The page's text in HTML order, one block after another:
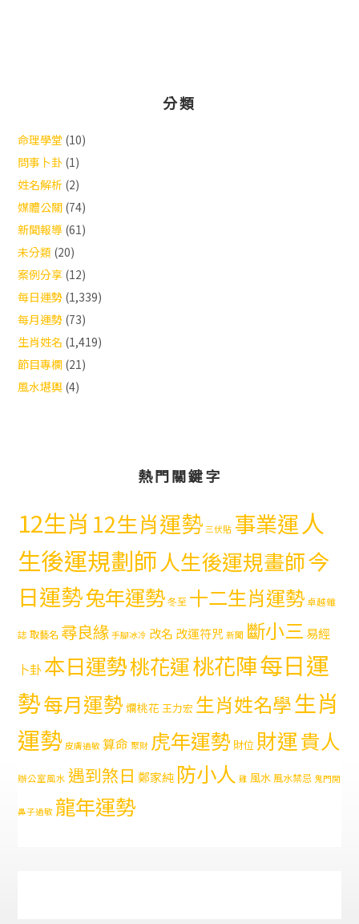
分類
命理學堂 (10)
問事卜卦 (1)
姓名解析 (2)
媒體公關 (74)
新聞報導 (61)
未分類 (20)
案例分享 (12)
每日運勢 (1,339)
每月運勢 (73)
生肖姓名 (1,419)
節目專欄 (21)
風水堪輿 (4)
熱門關鍵字
12生肖 12生肖運勢 三伏貼 事業運人
生後運規劃師人生後運規畫師今
日運勢兔年運勢冬至 十二生肖運勢 卓越雜
誌 取藝名 尋良緣 手腳冰冷 改名 改運符咒 新聞 斷小三易經
卜卦本日運勢桃花運桃花陣每日運
勢每月運勢 爛桃花 王力宏 生肖姓名學生肖
運勢 皮膚過敏 算命 聚財 虎年運勢 財位 財運貴人
辦公室風水 遇到煞日 鄭家純 防小人 雞 風水風水禁忌 鬼門開
鼻子過敏 龍年運勢